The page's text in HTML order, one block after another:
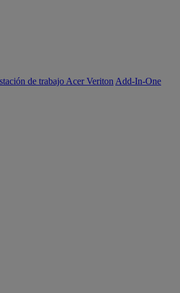
de trabajo Acer Veriton Add-In-One